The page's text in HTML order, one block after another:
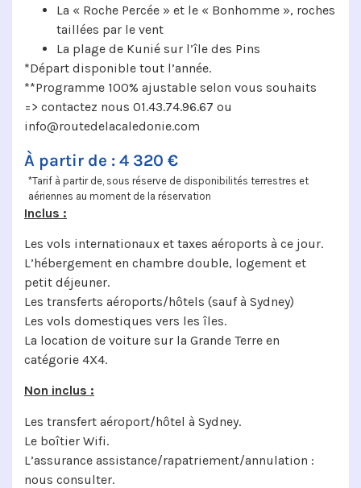
La « Roche Percée » et le « Bonhomme », roches
taillées par le vent
La plage de Kunié sur l’île des Pins
*Départ disponible tout l’année.
**Programme 100% ajustable selon vous souhaits
=> contactez nous 01.43.74.96.67 ou
info@routedelacaledonie.com
À partir de : 4 320 €
*Tarif à partir de, sous réserve de disponibilités terrestres et
aériennes au moment de la réservation
Inclus :
Les vols internationaux et taxes aéroports à ce jour.
L’hébergement en chambre double, logement et
petit déjeuner.
Les transferts aéroports/hôtels (sauf à Sydney)
Les vols domestiques vers les îles.
La location de voiture sur la Grande Terre en
catégorie 4X4.
Non inclus :
Les transfert aéroport/hôtel à Sydney.
Le boîtier Wifi.
L’assurance assistance/rapatriement/annulation :
nous consulter.